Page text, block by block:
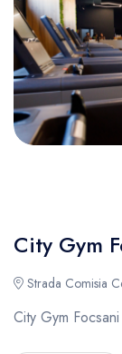
City Gym
Strada Comisia
City Gym